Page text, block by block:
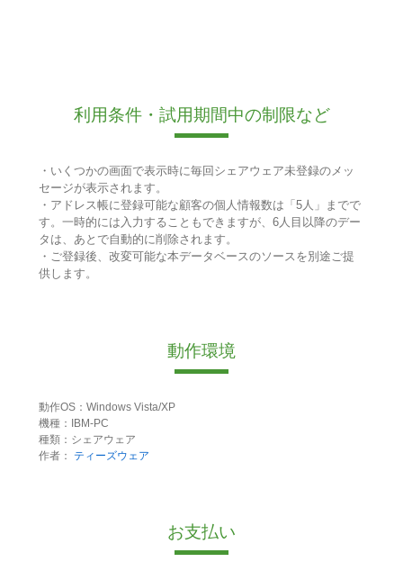
利用条件・試用期間中の制限など
・いくつかの画面で表示時に毎回シェアウェア未登録のメッ
セージが表示されます。
・アドレス帳に登録可能な顧客の個人情報数は「5人」までで
す。一時的には入力することもできますが、6人目以降のデー
タは、あとで自動的に削除されます。
・ご登録後、改変可能な本データベースのソースを別途ご提
供します。
動作環境
動作OS：Windows Vista/XP
機種：IBM-PC
種類：シェアウェア
作者：
ティーズウェア
お支払い